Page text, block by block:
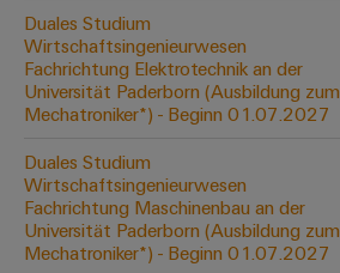
Schlüsseltechnologie
für
die
Energiewende
Effizienter
Betrieb
von
Windparks
Cabinet
Infrastructure
Assemblierungsservice
Bestückte
Klemmenleisten
Duales Studium
Wirtschaftsingenieurwesen
Fachrichtung Elektrotechnik an der
Universität Paderborn (Ausbildung zum
Mechatroniker*) - Beginn 01.07.2027
Duales Studium
Wirtschaftsingenieurwesen
Fachrichtung Maschinenbau an der
Universität Paderborn (Ausbildung zum
Mechatroniker*) - Beginn 01.07.2027